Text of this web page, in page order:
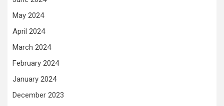
May 2024
April 2024
March 2024
February 2024
January 2024
December 2023